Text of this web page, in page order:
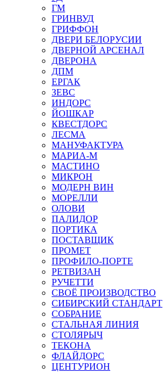
ГМ
ГРИНВУД
ГРИФФОН
ДВЕРИ БЕЛОРУСИИ
ДВЕРНОЙ АРСЕНАЛ
ДВЕРОНА
ДПМ
ЕРГАК
ЗЕВС
ИНДОРС
ЙОШКАР
КВЕСТДОРС
ЛЕСМА
МАНУФАКТУРА
МАРИА-М
МАСТИНО
МИКРОН
МОДЕРН ВИН
МОРЕЛЛИ
ОЛОВИ
ПАЛИДОР
ПОРТИКА
ПОСТАВЩИК
ПРОМЕТ
ПРОФИЛО-ПОРТЕ
РЕТВИЗАН
РУЧЕТТИ
СВОЁ ПРОИЗВОДСТВО
СИБИРСКИЙ СТАНДАРТ
СОБРАНИЕ
СТАЛЬНАЯ ЛИНИЯ
СТОЛЯРЫЧ
ТЕКОНА
ФЛАЙДОРС
ЦЕНТУРИОН